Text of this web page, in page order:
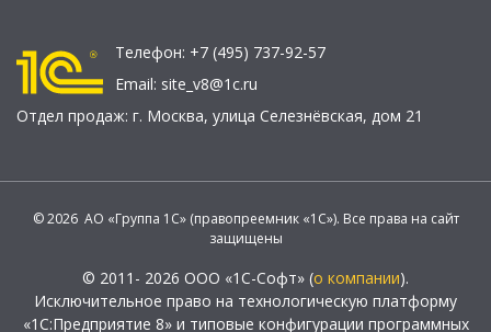
Телефон: +7 (495) 737-92-57
Email: site_v8@1c.ru
Отдел продаж: г. Москва, улица Селезнёвская, дом 21
© 2026 АО «Группа 1С» (правопреемник «1С»). Все права на сайт
защищены
© 2011- 2026 ООО «1С-Софт» (о компании).
Исключительное право на технологическую платформу
«1С:Предприятие 8» и типовые конфигурации программных